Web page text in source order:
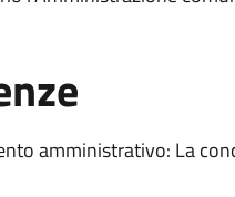
amministrativo: La